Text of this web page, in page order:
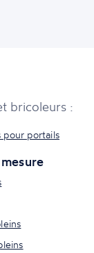
bricoleurs :
pour portails